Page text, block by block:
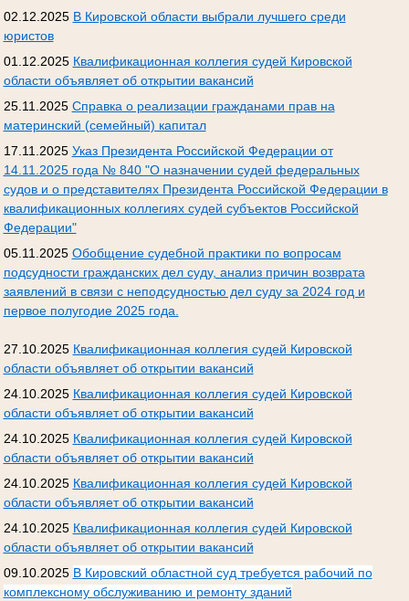
02.12.2025 В Кировской области выбрали лучшего среди
юристов
01.12.2025 Квалификационная коллегия судей Кировской
области объявляет об открытии вакансий
25.11.2025 Справка о реализации гражданами прав на
материнский (семейный) капитал
17.11.2025 Указ Президента Российской Федерации от
14.11.2025 года № 840 "О назначении судей федеральных
судов и о представителях Президента Российской Федерации в
квалификационных коллегиях судей субъектов Российской
Федерации"
05.11.2025 Обобщение судебной практики по вопросам
подсудности гражданских дел суду, анализ причин возврата
заявлений в связи с неподсудностью дел суду за 2024 год и
первое полугодие 2025 года.
27.10.2025 Квалификационная коллегия судей Кировской
области объявляет об открытии вакансий
24.10.2025 Квалификационная коллегия судей Кировской
области объявляет об открытии вакансий
24.10.2025 Квалификационная коллегия судей Кировской
области объявляет об открытии вакансий
24.10.2025 Квалификационная коллегия судей Кировской
области объявляет об открытии вакансий
24.10.2025 Квалификационная коллегия судей Кировской
области объявляет об открытии вакансий
09.10.2025 В Кировский областной суд требуется рабочий по
комплексному обслуживанию и ремонту зданий